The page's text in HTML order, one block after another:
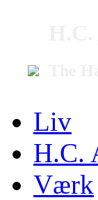
Liv
H.C.
Værk